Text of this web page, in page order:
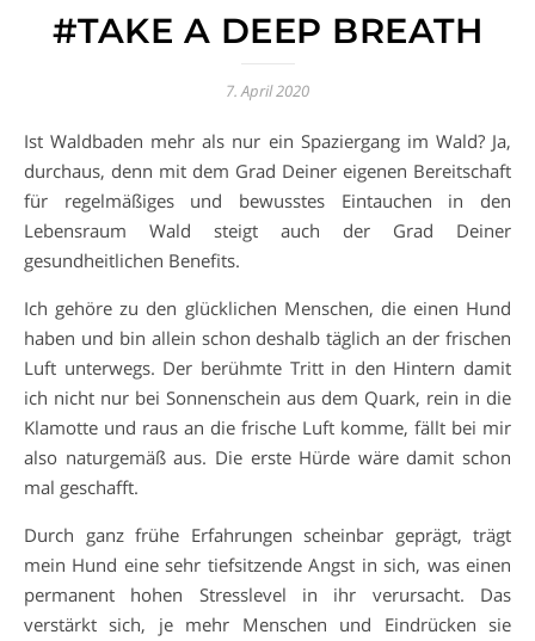
#TAKE A DEEP BREATH
7. April 2020
Ist Waldbaden mehr als nur ein Spaziergang im Wald? Ja,
durchaus, denn mit dem Grad Deiner eigenen Bereitschaft
für regelmäßiges und bewusstes Eintauchen in den
Lebensraum Wald steigt auch der Grad Deiner
gesundheitlichen Benefits.
Ich gehöre zu den glücklichen Menschen, die einen Hund
haben und bin allein schon deshalb täglich an der frischen
Luft unterwegs. Der berühmte Tritt in den Hintern damit
ich nicht nur bei Sonnenschein aus dem Quark, rein in die
Klamotte und raus an die frische Luft komme, fällt bei mir
also naturgemäß aus. Die erste Hürde wäre damit schon
mal geschafft.
Durch ganz frühe Erfahrungen scheinbar geprägt, trägt
mein Hund eine sehr tiefsitzende Angst in sich, was einen
permanent hohen Stresslevel in ihr verursacht. Das
verstärkt sich, je mehr Menschen und Eindrücken sie